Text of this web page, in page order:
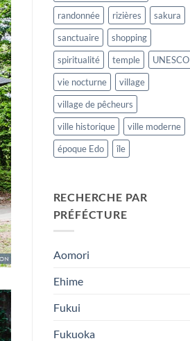
randonnée
rizières
sakura
sanctuaire
shopping
spiritualité
temple
UNESCO
vie nocturne
village
village de pêcheurs
ville historique
ville moderne
époque Edo
île
RECHERCHE PAR
PRÉFÉCTURE
Aomori
Ehime
Fukui
Fukuoka